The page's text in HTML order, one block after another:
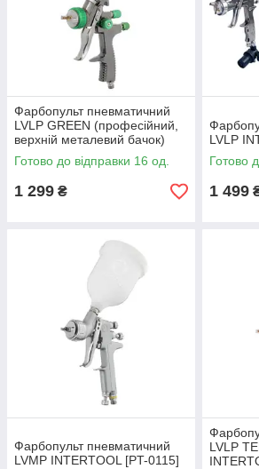
Фарбопульт пневматичний
LVLP GREEN (професійний,
верхній металевий бачок)
INTERTOOL [PT-0131]
Готово до відправки 16 од.
1 299 ₴
LVLP
Готово
1 499
Фарбопульт пневматичний
LVMP INTERTOOL [PT-0115]
LVLP